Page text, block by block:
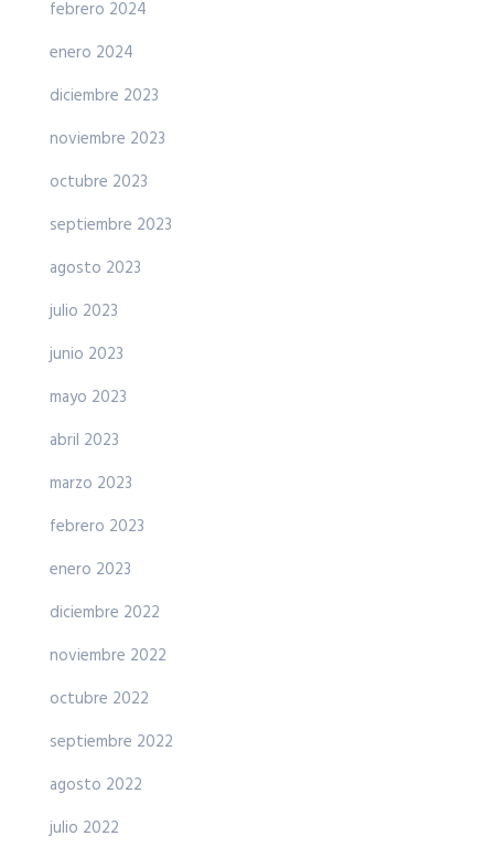
febrero 2024
enero 2024
diciembre 2023
noviembre 2023
octubre 2023
septiembre 2023
agosto 2023
julio 2023
junio 2023
mayo 2023
abril 2023
marzo 2023
febrero 2023
enero 2023
diciembre 2022
noviembre 2022
octubre 2022
septiembre 2022
agosto 2022
julio 2022